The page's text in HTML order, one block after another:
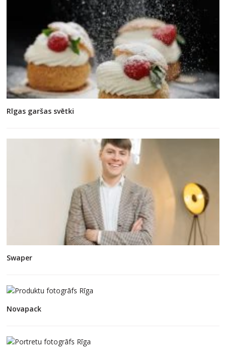
Rīgas garšas svētki
Swaper
Novapack